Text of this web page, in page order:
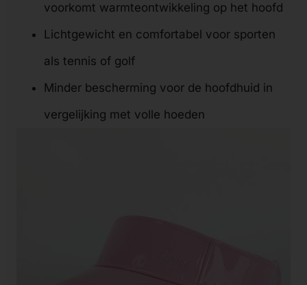
voorkomt warmteontwikkeling op het hoofd
Lichtgewicht en comfortabel voor sporten
als tennis of golf
Minder bescherming voor de hoofdhuid in
vergelijking met volle hoeden